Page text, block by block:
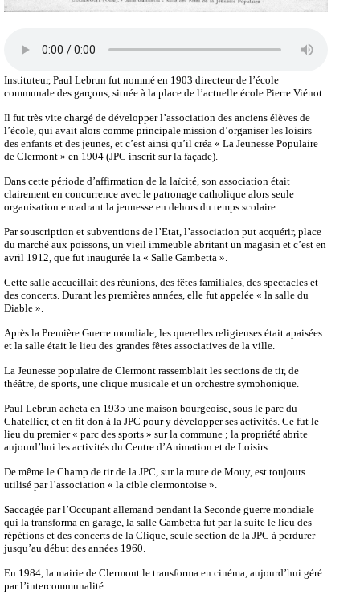
Instituteur, Paul Lebrun fut nommé en 1903 directeur de l’école
communale des garçons, située à la place de l’actuelle école Pierre Viénot.
Il fut très vite chargé de développer l’association des anciens élèves de
l’école, qui avait alors comme principale mission d’organiser les loisirs
des enfants et des jeunes, et c’est ainsi qu’il créa « La Jeunesse Populaire
de Clermont » en 1904 (JPC inscrit sur la façade).
Dans cette période d’affirmation de la laïcité, son association était
clairement en concurrence avec le patronage catholique alors seule
organisation encadrant la jeunesse en dehors du temps scolaire.
Par souscription et subventions de l’Etat, l’association put acquérir, place
du marché aux poissons, un vieil immeuble abritant un magasin et c’est en
avril 1912, que fut inaugurée la « Salle Gambetta ».
Cette salle accueillait des réunions, des fêtes familiales, des spectacles et
des concerts. Durant les premières années, elle fut appelée « la salle du
Diable ».
Après la Première Guerre mondiale, les querelles religieuses était apaisées
et la salle était le lieu des grandes fêtes associatives de la ville.
La Jeunesse populaire de Clermont rassemblait les sections de tir, de
théâtre, de sports, une clique musicale et un orchestre symphonique.
Paul Lebrun acheta en 1935 une maison bourgeoise, sous le parc du
Chatellier, et en fit don à la JPC pour y développer ses activités. Ce fut le
lieu du premier « parc des sports » sur la commune ; la propriété abrite
aujourd’hui les activités du Centre d’Animation et de Loisirs.
De même le Champ de tir de la JPC, sur la route de Mouy, est toujours
utilisé par l’association « la cible clermontoise ».
Saccagée par l’Occupant allemand pendant la Seconde guerre mondiale
qui la transforma en garage, la salle Gambetta fut par la suite le lieu des
répétions et des concerts de la Clique, seule section de la JPC à perdurer
jusqu’au début des années 1960.
En 1984, la mairie de Clermont le transforma en cinéma, aujourd’hui géré
par l’intercommunalité.